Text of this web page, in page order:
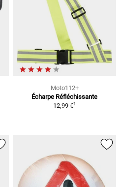
Moto112+
Écharpe Réfléchissante
12,99 €1